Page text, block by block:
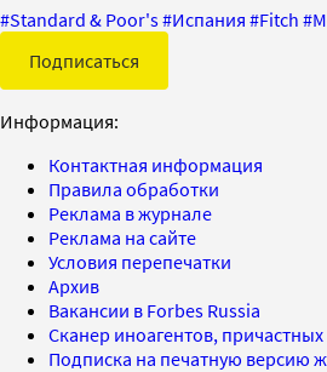
#Standard & Poor's#Испания #Fitch #
Подписаться
Информация:
Контактная информация
Правила обработки
Реклама в журнале
Реклама на сайте
Условия перепечатки
Архив
Вакансии в Forbes Russia
Сканер иноагентов,
Подписка на печатную версию